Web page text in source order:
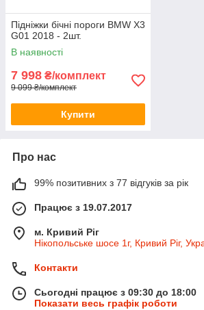
Підніжки бічні пороги BMW X3
G01 2018 - 2шт.
В наявності
7 998 ₴/комплект
9 099 ₴/комплект
Купити
Про нас
99% позитивних з 77 відгуків за рік
Працює з 19.07.2017
м. Кривий Ріг
Нікопольське шосе 1г, Кривий Ріг,
Контакти
Сьогодні працює з 09:30 до 18:00
Показати весь графік роботи